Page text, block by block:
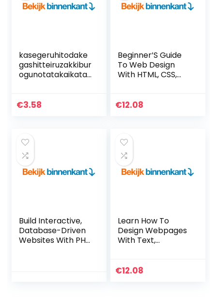
kasegeruhitodake
gashitteiruzakkibur
ogunotatakaikata:
kuhoudaiyondan
€3.58
Beginner’S Guide
To Web Design
With HTML, CSS,
Edition) Kindle-
€12.08
Build Interactive,
Database-Driven
Websites With PHP
Learn How To
Design Webpages
With Text,
CSS (English
€12.08